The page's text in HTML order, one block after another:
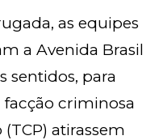
as equipes
a Avenida Brasil
sentidos, para
criminosa
atirassem